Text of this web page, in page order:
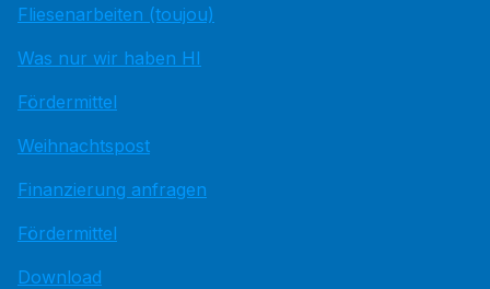
Fliesenarbeiten (toujou)
Was nur wir haben HI
Fördermittel
Weihnachtspost
Finanzierung anfragen
Fördermittel
Download